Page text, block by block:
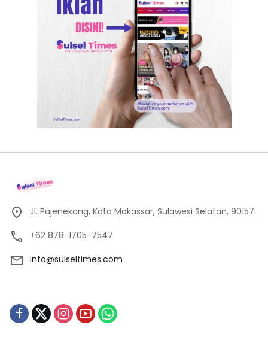
Jl. Pajenekang, Kota Makassar, Sulawesi Selatan, 90157.
+62 878-1705-7547
info@sulseltimes.com